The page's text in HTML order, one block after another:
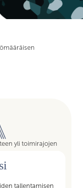
tallentamisen
yli toimirajojen
mahdollistajat.
liiton